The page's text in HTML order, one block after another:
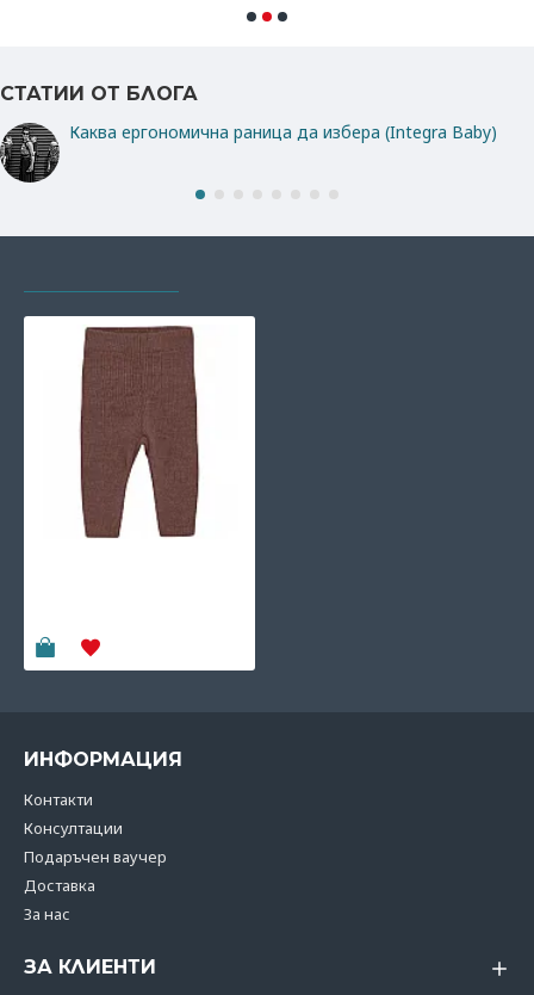
СТАТИИ ОТ БЛОГА
Каква ергономична раница да избера (Integra Baby)
ИНФОРМАЦИЯ
Контакти
Консултации
Подаръчен ваучер
Доставка
За нас
ЗА КЛИЕНТИ